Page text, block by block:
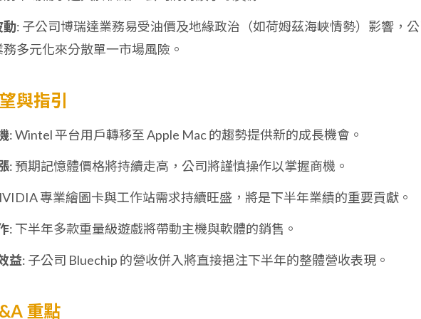
動: 子公司博瑞達業務易受油價及地緣政治（如荷姆茲海峽情勢）影響，
務多元化來分散單一市場風險。
與指引
: Wintel 平台用戶轉移至 Apple Mac 的趨勢提供新的成長機會。
: 預期記憶體價格將持續走高，公司將謹慎操作以掌握商機。
專業繪圖卡與工作站需求持續旺盛，將是下半年業績的重要貢獻。
: 下半年多款重量級遊戲將帶動主機與軟體的銷售。
益: 子公司 Bluechip 的營收併入將直接挹注下半年的整體營收表現。
重點